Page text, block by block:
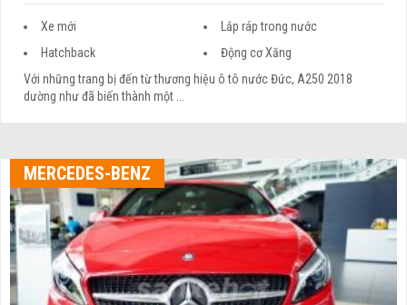
Xe mới
Lắp ráp trong nước
Hatchback
Động cơ Xăng
Với những trang bị đến từ thương hiệu ô tô nước Đức, A250 2018
dường như đã biến thành một ...
MERCEDES-BENZ